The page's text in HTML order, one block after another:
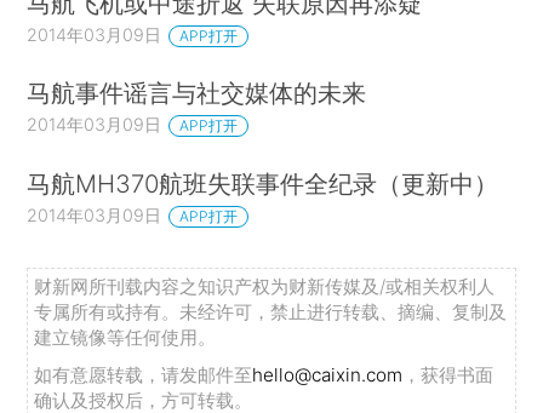
2014年03月09日 APP打开
马航事件谣言与社交媒体的未来
2014年03月09日 APP打开
马航MH370航班失联事件全纪录（更新中）
2014年03月09日 APP打开
财新网所刊载内容之知识产权为财新传媒及/或相关权利人
专属所有或持有。未经许可，禁止进行转载、摘编、复制及
建立镜像等任何使用。
如有意愿转载，请发邮件至hello@caixin.com ，获得书面
确认及授权后，方可转载。